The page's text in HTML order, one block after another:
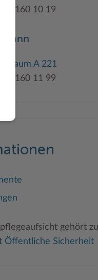
- 160 10 19
Raum A 221
- 160 11 99
gehört
Öffentliche Sicherheit